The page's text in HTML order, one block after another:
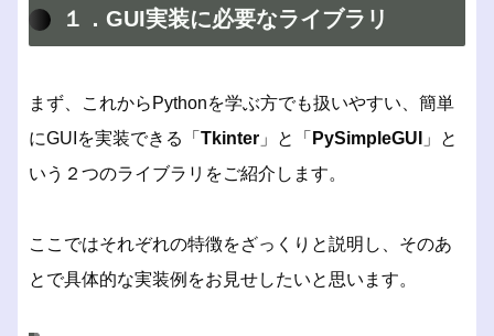
１．GUI実装に必要なライブラリ
まず、これからPythonを学ぶ方でも扱いやすい、簡単
にGUIを実装できる「 Tkinter 」と「 PySimpleGUI 」と
いう２つのライブラリをご紹介します。
ここではそれぞれの特徴をざっくりと説明し、そのあ
とで具体的な実装例をお見せしたいと思います。